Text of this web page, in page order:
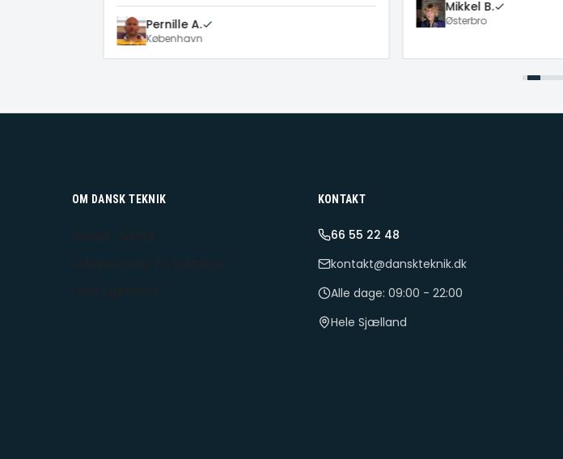
Pernille A.
København
Mikkel B.
Østerbro
OM DANSK TEKNIK KONTAKT
66 55 22 48
kontakt@danskteknik.dk
Alle dage: 09:00 - 22:00
Hele Sjælland